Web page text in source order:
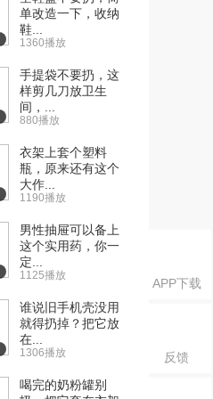
APP下载
反馈
单改造一下，收纳
鞋...
1360播放
手提袋不要扔，这
样剪几刀放卫生
间，...
880播放
衣架上套个塑料
瓶，原来还有这个
大作...
1190播放
男性抽屉可以备上
这个实用药，你一
定...
1125播放
谁说旧手机壳没用
就得扔掉？把它放
在...
1306播放
喝完的奶粉罐别